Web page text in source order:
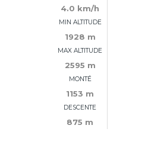
4.0 km/h
MIN ALTITUDE
1928 m
MAX ALTITUDE
2595 m
MONTÉ
1153 m
DESCENTE
875 m